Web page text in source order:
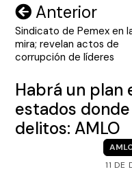
Navegación
de
entradas
Anterior
Sindicato de Pemex en
mira; revelan actos de
corrupción de líderes
Habrá un plan
estados
delitos: AMLO
11 DE